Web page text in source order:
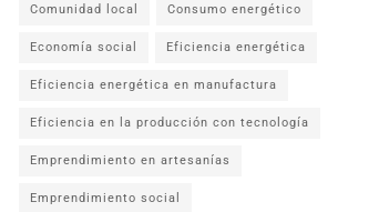
Comunidad local Consumo energético
Economía social Eficiencia energética
Eficiencia energética en manufactura
Eficiencia en la producción con tecnología
Emprendimiento en artesanías
Emprendimiento social